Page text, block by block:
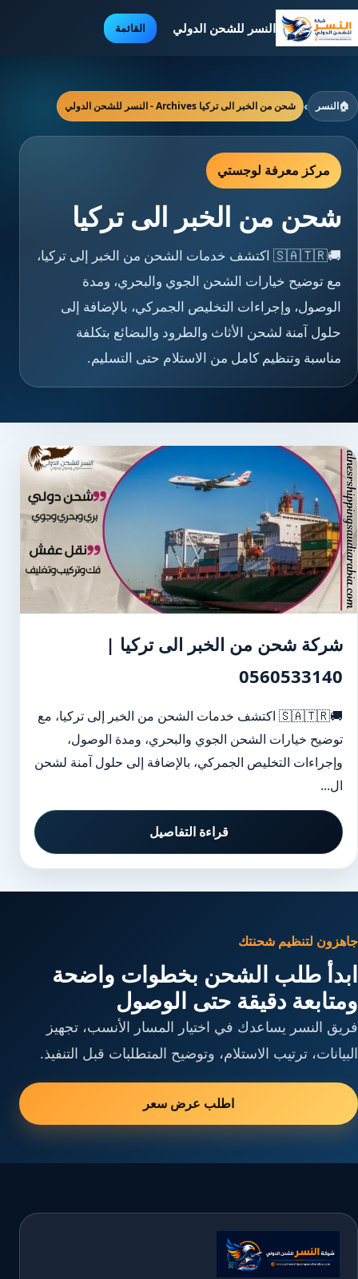
النسر للشحن الدولي القائمة
🏠النسر › شحن من الخبر الى تركيا Archives - النسر للشحن الدولي
مركز معرفة لوجستي
شحن من الخبر الى تركيا
🚚🇸🇦🇹🇷 اكتشف خدمات الشحن من الخبر إلى تركيا،
مع توضيح خيارات الشحن الجوي والبحري، ومدة
الوصول، وإجراءات التخليص الجمركي، بالإضافة إلى
حلول آمنة لشحن الأثاث والطرود والبضائع بتكلفة
مناسبة وتنظيم كامل من الاستلام حتى التسليم.
شركة شحن من الخبر الى تركيا |
0560533140
🚚🇸🇦🇹🇷 اكتشف خدمات الشحن من الخبر إلى تركيا، مع
توضيح خيارات الشحن الجوي والبحري، ومدة الوصول،
وإجراءات التخليص الجمركي، بالإضافة إلى حلول آمنة لشحن
ال...
قراءة التفاصيل
جاهزون لتنظيم شحنتك
ابدأ طلب الشحن بخطوات واضحة
ومتابعة دقيقة حتى الوصول
فريق النسر يساعدك في اختيار المسار الأنسب، تجهيز
البيانات، ترتيب الاستلام، وتوضيح المتطلبات قبل التنفيذ.
اطلب عرض سعر